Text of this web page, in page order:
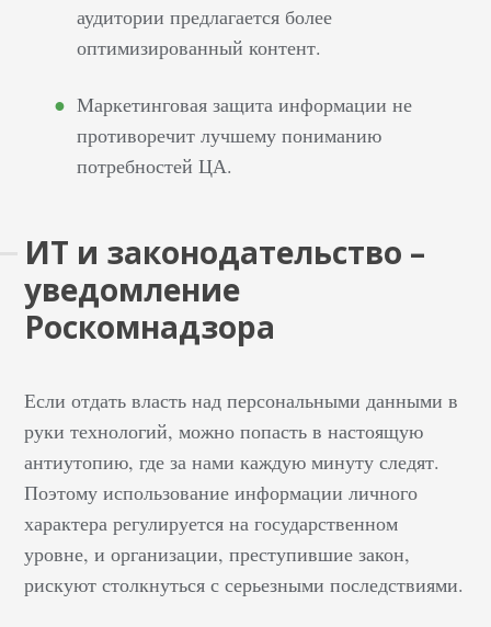
аудитории предлагается более
оптимизированный контент.
Маркетинговая защита информации не
противоречит лучшему пониманию
потребностей ЦА.
ИТ и законодательство –
уведомление
Роскомнадзора
Если отдать власть над персональными данными в
руки технологий, можно попасть в настоящую
антиутопию, где за нами каждую минуту следят.
Поэтому использование информации личного
характера регулируется на государственном
уровне, и организации, преступившие закон,
рискуют столкнуться с серьезными последствиями.